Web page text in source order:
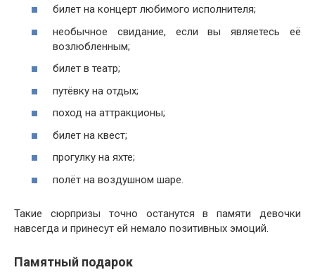
билет на концерт любимого исполнителя;
необычное свидание, если вы являетесь её
возлюбленным;
билет в театр;
путёвку на отдых;
поход на аттракционы;
билет на квест;
прогулку на яхте;
полёт на воздушном шаре.
Такие сюрпризы точно останутся в памяти девочки
навсегда и принесут ей немало позитивных эмоций.
Памятный подарок